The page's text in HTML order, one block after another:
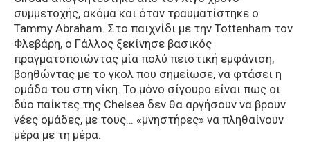
συμμετοχής, ακόμα και όταν τραυματίστηκε ο
Tammy Abraham. Στο παιχνίδι με την Tottenham τον
Φλεβάρη, ο Γάλλος ξεκίνησε βασικός
πραγματοποιώντας μία πολύ πειστική εμφάνιση,
βοηθώντας με το γκολ που σημείωσε, να φτάσει η
ομάδα του στη νίκη. Το μόνο σίγουρο είναι πως οι
δύο παίκτες της Chelsea δεν θα αργήσουν να βρουν
νέες ομάδες, με τους… «μνηστήρες» να πληθαίνουν
μέρα με τη μέρα.